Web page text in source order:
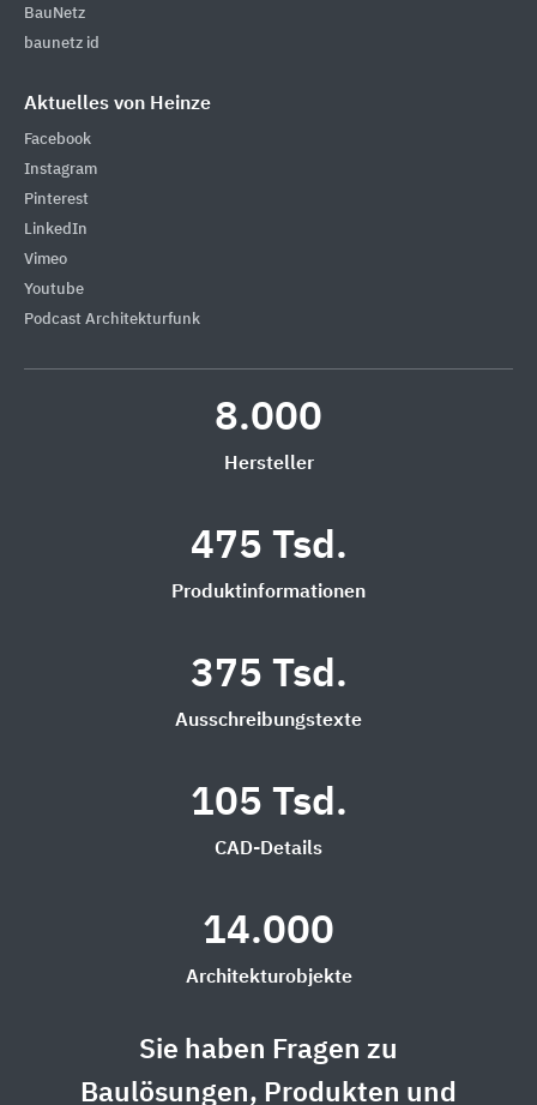
BauNetz
baunetz id
Aktuelles von Heinze
Facebook
Instagram
Pinterest
LinkedIn
Vimeo
Youtube
Podcast Architekturfunk
8.000
Hersteller
475 Tsd.
Produktinformationen
375 Tsd.
Ausschreibungstexte
105 Tsd.
CAD-Details
14.000
Architekturobjekte
Sie haben Fragen zu
Baulösungen, Produkten und